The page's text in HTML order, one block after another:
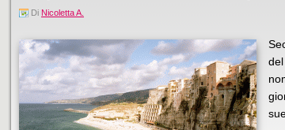
Di Nicoletta A.